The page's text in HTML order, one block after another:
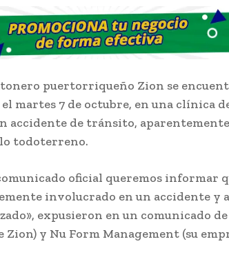
puertorriqueño Zion se
martes 7 de octubre, en una clínica
accidente de tránsito,
todoterreno.
oficial queremos informar
involucrado en un accidente y
expusieron en un comunicado
Zion) y Nu Form Management (su